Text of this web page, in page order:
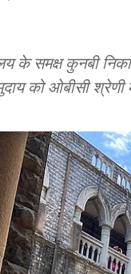
के समक्ष कुनबी
को ओबीसी श्रेणी